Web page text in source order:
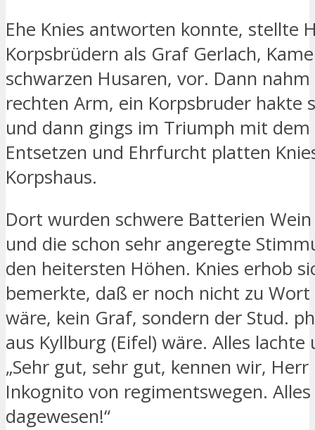
Ehe Knies antworten konnte, stellte
Korpsbrüdern als Graf Gerlach,
schwarzen Husaren, vor. Dann
rechten Arm, ein Korpsbruder hakte
und dann gings im Triumph mit
Entsetzen und Ehrfurcht platten
Korpshaus.
Dort wurden schwere Batterien
und die schon sehr angeregte
den heitersten Höhen. Knies erhob
bemerkte, daß er noch nicht zu
wäre, kein Graf, sondern der Stud.
aus Kyllburg (Eifel) wäre. Alles lachte
„Sehr gut, sehr gut, kennen wir, Herr
Inkognito von regimentswegen.
dagewesen!“